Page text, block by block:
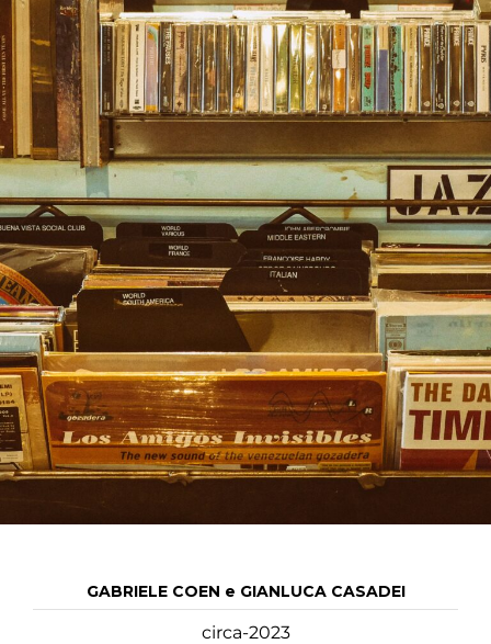
GABRIELE COEN e GIANLUCA CASADEI
circa-2023